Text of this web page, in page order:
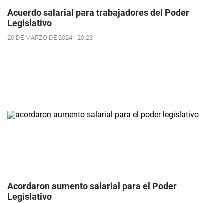
Acuerdo salarial para trabajadores del Poder
Legislativo
20 DE MARZO DE 2024 - 20:23
Acordaron aumento salarial para el Poder
Legislativo